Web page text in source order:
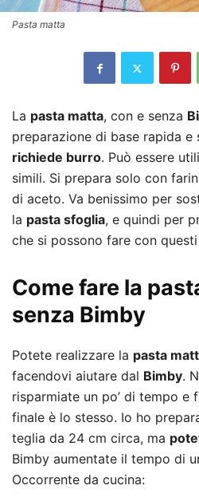
Pasta matta
La pasta matta, con e senza
preparazione di base rapida e
richiede burro. Può essere
simili. Si prepara solo con
di aceto. Va benissimo per
la pasta sfoglia, e quindi per
che si possono fare con
Come fare la
senza Bimby
Potete realizzare la pasta
facendovi aiutare dal Bimby.
risparmiate un po’ di tempo e
finale è lo stesso. Io ho
teglia da 24 cm circa, ma
Bimby aumentate il tempo di
Occorrente da cucina: